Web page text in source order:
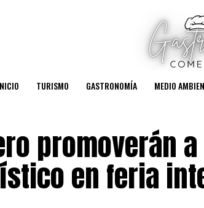
TURISMO GASTRONOMÍA MEDIO
promoverán
en feria